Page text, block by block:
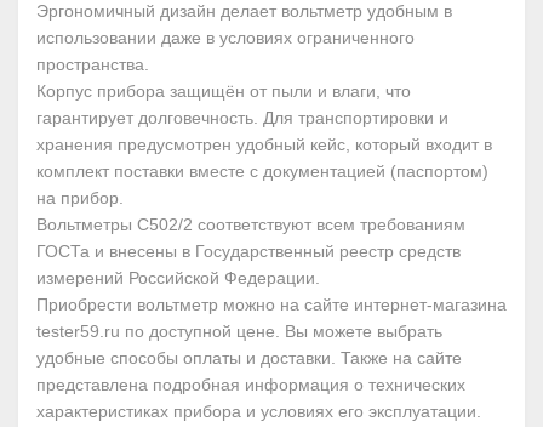
Эргономичный дизайн делает вольтметр удобным в
использовании даже в условиях ограниченного
пространства.
Корпус прибора защищён от пыли и влаги, что
гарантирует долговечность. Для транспортировки и
хранения предусмотрен удобный кейс, который входит в
комплект поставки вместе с документацией (паспортом)
на прибор.
Вольтметры С502/2 соответствуют всем требованиям
ГОСТа и внесены в Государственный реестр средств
измерений Российской Федерации.
Приобрести вольтметр можно на сайте интернет-магазина
tester59.ru по доступной цене. Вы можете выбрать
удобные способы оплаты и доставки. Также на сайте
представлена подробная информация о технических
характеристиках прибора и условиях его эксплуатации.